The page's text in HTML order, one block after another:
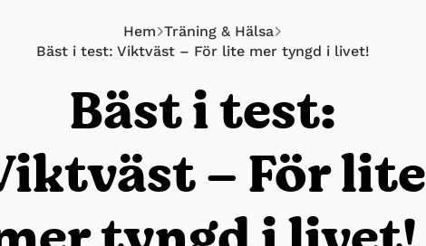
Hem Träning & Hälsa
Bäst i test: Viktväst – För lite mer tyngd i livet!
Bäst i test:
– För lite